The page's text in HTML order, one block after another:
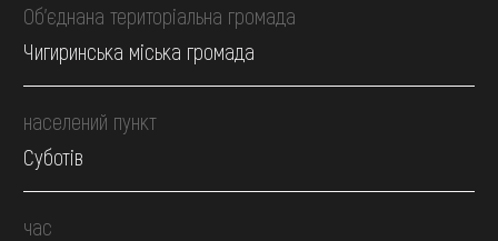
Об’єднана територіальна громада
Чигиринська міська громада
населений пункт
Суботів
час